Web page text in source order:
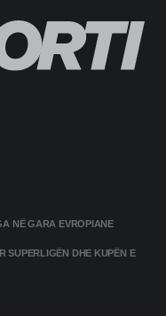
NË GARA EVROPIANE
SUPERLIGËN DHE KUPËN E